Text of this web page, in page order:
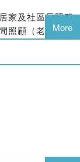
家及社區長照服
照顧（老人安親
家屋」、「小規
」等，提供
進而讓長輩們有
部長所推動的
下，開始在永信
護模式，促成永
了永信在全國推
More